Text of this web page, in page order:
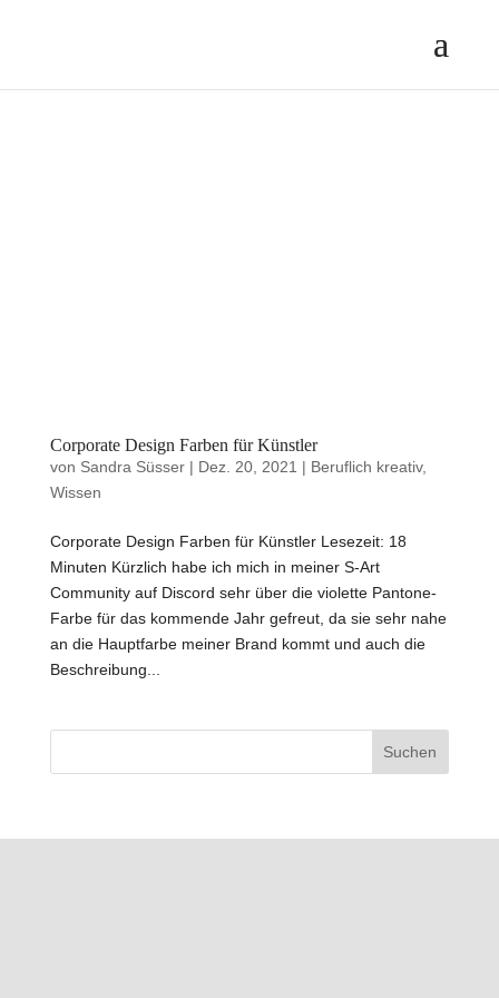
Corporate Design Farben für Künstler
von Sandra Süsser| Dez. 20, 2021 | Beruflich kreativ,
Wissen
Corporate Design Farben für Künstler Lesezeit: 18
Minuten Kürzlich habe ich mich in meiner S-Art
Community auf Discord sehr über die violette Pantone-
Farbe für das kommende Jahr gefreut, da sie sehr nahe
an die Hauptfarbe meiner Brand kommt und auch die
Beschreibung...